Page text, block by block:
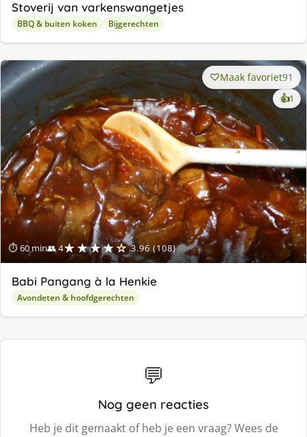
Stoverij van varkenswangetjes
BBQ & buiten koken Bijgerechten
⏱ 60 min👥 4★★★★☆ 3.96 (108)
Maak favoriet91
👍1
Babi Pangang à la Henkie
Avondeten & hoofdgerechten
💬
Nog geen reacties
Heb je dit gemaakt of heb je een vraag? Wees de